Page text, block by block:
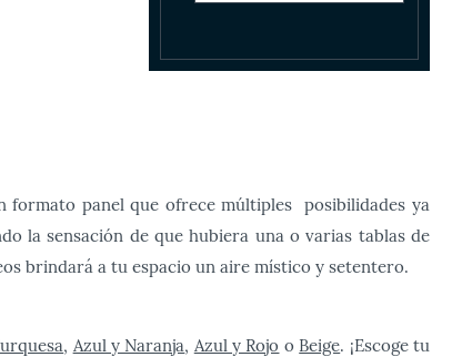
formato panel que ofrece múltiples posibilidades ya
la sensación de que hubiera una o varias tablas de
brindará a tu espacio un aire místico y setentero.
, Azul y Naranja, Azul y Rojo o Beige. ¡Escoge tu